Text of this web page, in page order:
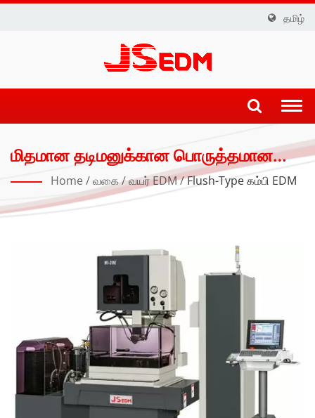
தமிழ்
மிதமான தடிமனுக்கான பொருத்தமான
விலை கொண்ட துல்லியமான வயர் வெட்டு
EDM
Home /வகை/வயர் EDM/Flush-Type கம்பி EDM